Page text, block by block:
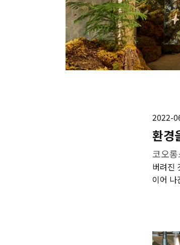
2022-
환경
코오
버려진
이어 나